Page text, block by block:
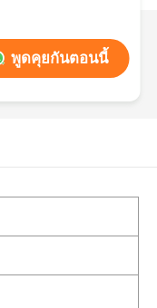
พูดคุยกันตอนนี้